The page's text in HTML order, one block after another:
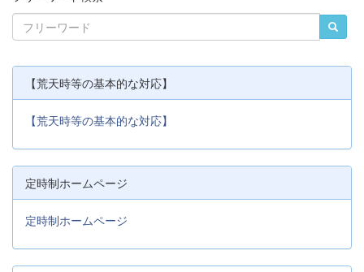
【荒天時等の基本的な対応】
【荒天時等の基本的な対応】
定時制ホームページ
定時制ホームページ